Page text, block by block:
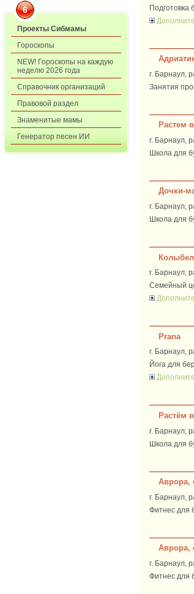
6
Проекты Сибмамы
Гороскопы
NEW! Гороскопы на каждую
неделю 2026 года
Справочник организаций
Правовой раздел
Знаменитые мамы
Генератор песен ИИ
Подготовка
г. Барнаул,
Занятия
Растем
г. Барнаул,
Школа для
Дочки-
г. Барнаул,
Школа для
г. Барнаул,
Семейный
Prana
г. Барнаул,
Йога для
Растём
г. Барнаул,
Школа для
Аврора,
г. Барнаул,
Фитнес для
Аврора,
г. Барнаул,
Фитнес для